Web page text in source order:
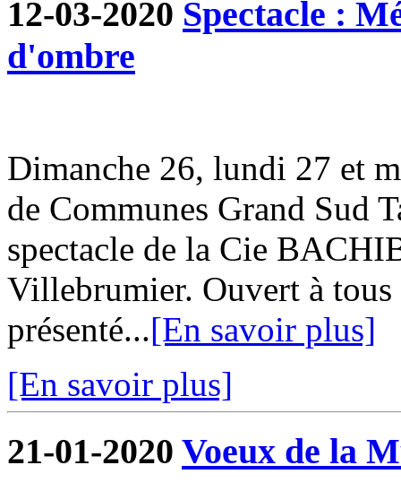
12-03-2020 Spectacle :
d'ombre
Dimanche 26, lundi 27 et
de Communes Grand Sud
spectacle de la Cie
Villebrumier. Ouvert à tous
présenté...[En savoir plus]
[En savoir plus]
21-01-2020 Voeux de la